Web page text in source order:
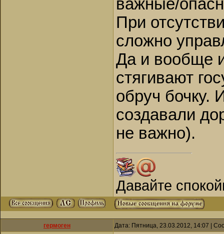
важные/
При
сложно
Да и вообще
стягивают
обруч
создавали
не важно).
Давайте
гермоген Дата: Пятница, 23.03.2012, 14:07 |